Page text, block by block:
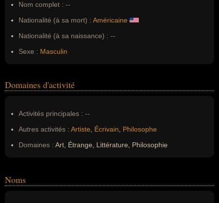
Nom complet : --
Nationalité (à sa mort) : Américaine
Nationalité (à sa naissance) : --
Sexe : Masculin
Domaines d'activité
Activités principales : --
Autres activités : Artiste Écrivain
Philosophe
Domaines : Art, Étrange, Littérature, Philosophie
Noms